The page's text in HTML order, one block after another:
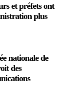
et préfets ont
plus
nationale de
des